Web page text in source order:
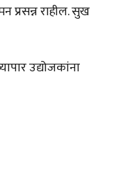
प्रसन्न राहील. सुख
उद्योजकांना